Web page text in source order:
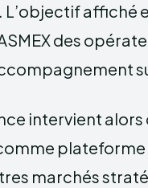
affiché
des
intervient alors
plateforme
marchés